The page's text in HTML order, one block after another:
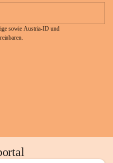
sowie Austria-ID und